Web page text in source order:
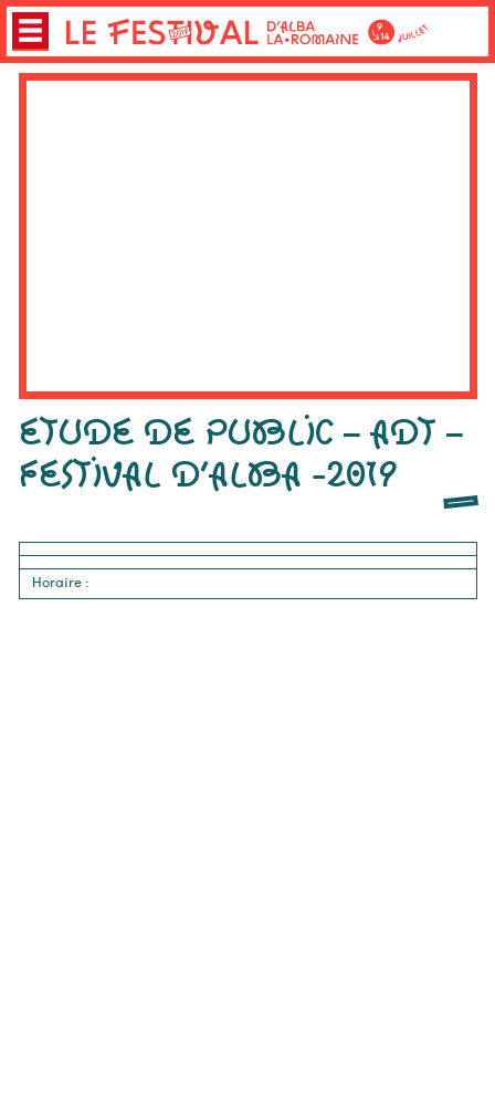
ETUDE DE PUBLIC – ADT –
FESTIVAL D’ALBA -2019
Horaire: